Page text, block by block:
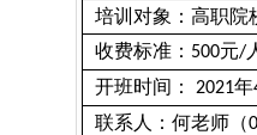
培训对象：高职院
收费标准： 500元/
开班时间： 2021年
联系人：何老师（